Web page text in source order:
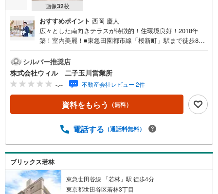
画像32枚
おすすめポイント 西岡 慶人
広々とした南向きテラスが特徴的！住環境良好！2018年
築！室内美麗！■東急田園都市線「桜新町」駅まで徒歩8分
生活環境の良好な立地！■ペット飼育可能！テラスも広々と
しており、一緒に遊ぶ場として最適です。馬事公苑も徒歩
圏内のためお散歩にも最適です。また1階住戸のため階下が
なく、足音などの心配は不要です。■前面道路が一方通行の
ため、交通量も少なく、閑静な住宅街です。■2018年築！
床暖房、食洗器、浄水器など設備も充実！ホテルライクな
ト付き！各居室にも収納スペースがあり、充実した間取り
です！
シルバー推奨店
株式会社ウィル 二子玉川営業所
-.-- 不動産会社レビュー 2件
資料をもらう （無料）
電話する （通話料無料）
ブリックス若林
東急世田谷線 「若林」駅 徒歩4分
東京都世田谷区若林3丁目